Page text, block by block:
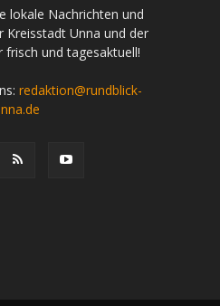
lokale Nachrichten und
Kreisstadt Unna und der
frisch und tagesaktuell!
redaktion@rundblick-